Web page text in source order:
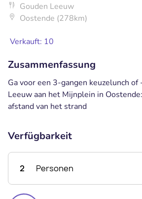
Gouden Leeuw
Oostende (278km)
Verkauft: 10
Zusammenfassung
Ga voor een 3-gangen keuzelunch of
Leeuw aan het Mijnplein in
afstand van het strand
Verfügbarkeit
2 Personen